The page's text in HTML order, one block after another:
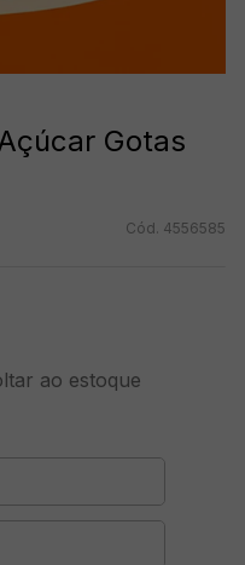
Gotas
4556585
ao estoque